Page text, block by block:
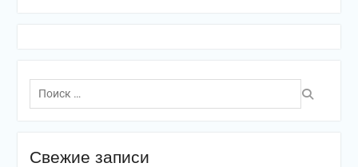
Поиск
по:
Свежие записи